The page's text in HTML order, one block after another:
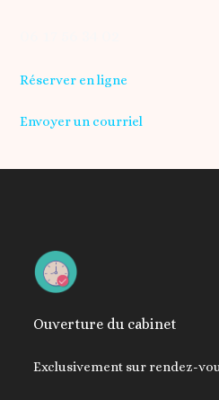
Réserver en ligne
Envoyer un courriel
Ouverture du cabinet
Exclusivement sur rendez-